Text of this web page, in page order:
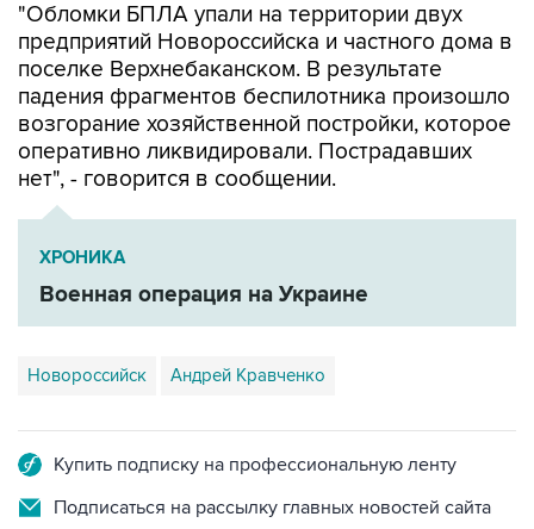
"Обломки БПЛА упали на территории двух
предприятий Новороссийска и частного дома в
поселке Верхнебаканском. В результате
падения фрагментов беспилотника произошло
возгорание хозяйственной постройки, которое
оперативно ликвидировали. Пострадавших
нет", - говорится в сообщении.
ХРОНИКА
Военная операция на Украине
Новороссийск Андрей Кравченко
Купить подписку на профессиональную ленту
Подписаться на рассылку главных новостей сайта